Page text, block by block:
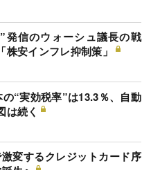
発信のウォーシュ議長の戦
安インフレ抑制策」
“実効税率”は13.3％、自動
は続く
変するクレジットカード序